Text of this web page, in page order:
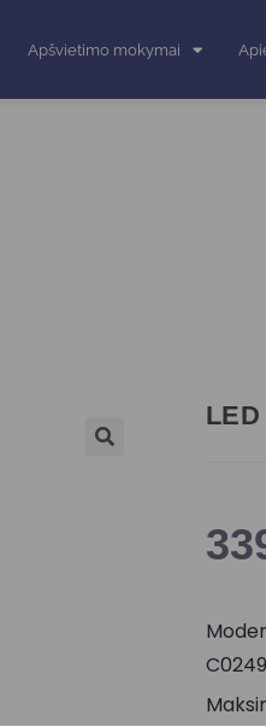
Apšvietimo mokymai